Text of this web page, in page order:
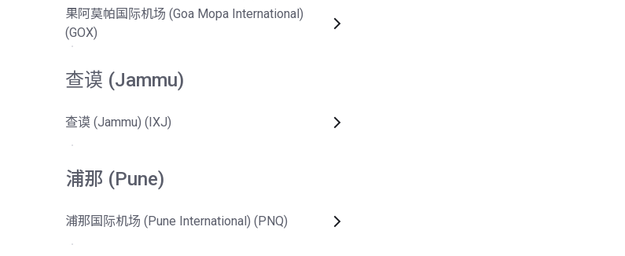
果阿莫帕国际机场 (Goa Mopa International)
(GOX)
查谟 (Jammu)
查谟 (Jammu) (IXJ)
浦那 (Pune)
浦那国际机场 (Pune International) (PNQ)